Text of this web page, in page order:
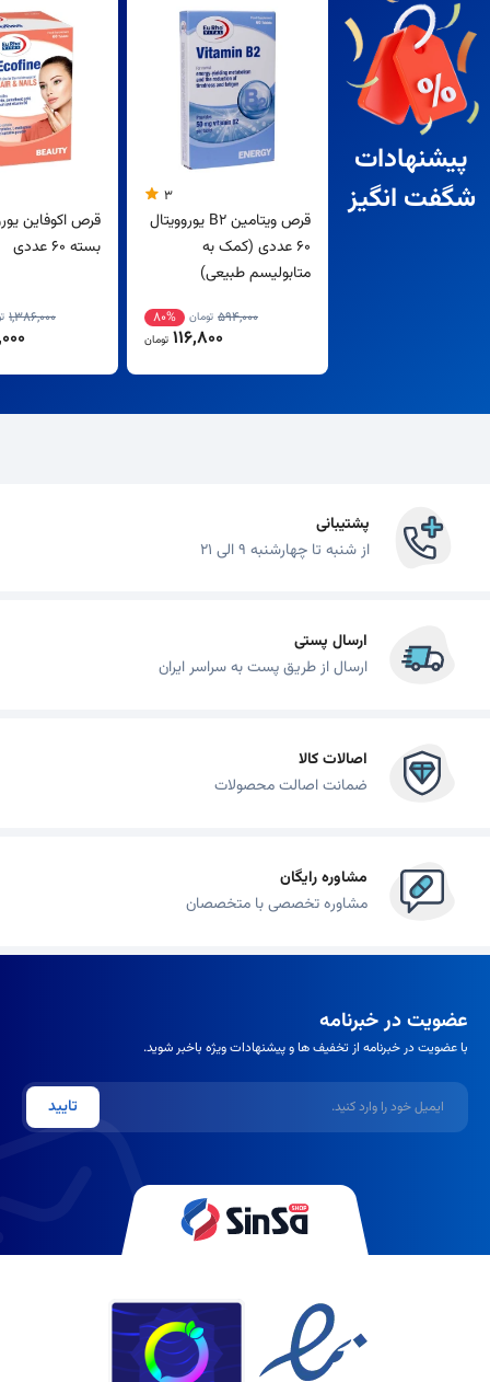
پیشنهادات
شگفت انگیز
3
قرص ویتامین B2 یوروویتال
60 عددی (کمک به
متابولیسم طبیعی)
594,000 تومان 80%
116,800 تومان
قرص اکوفاین
بسته 60 عددی
1,386,000
پشتیبانی
از شنبه تا چهارشنبه 9 الی 21
ارسال پستی
ارسال از طریق پست به سراسر ایران
اصالات کالا
ضمانت اصالت محصولات
مشاوره رایگان
مشاوره تخصصی با متخصصان
عضویت در خبرنامه
با عضویت در خبرنامه از تخفیف ها و پیشنهادات ویژه باخبر شوید.
ایمیل
تایید